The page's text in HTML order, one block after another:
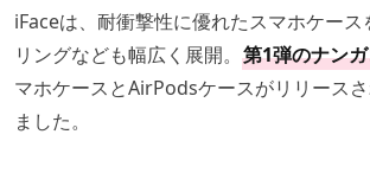
iFaceは、耐衝撃性に優れたスマホケー
リングなども幅広く展開。 第1弾のナン
マホケースとAirPodsケースがリリース
ました。